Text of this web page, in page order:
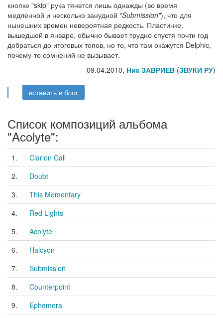
кнопке "skip" рука тянется лишь однажды (во время
медленной и несколько занудной "Submission"), что для
нынешних времен невероятная редкость. Пластинке,
вышедшей в январе, обычно бывает трудно спустя почти год
добраться до итоговых топов, но то, что там окажутся Delphic,
почему-то сомнений не вызывает.
09.04.2010, Ник ЗАВРИЕВ (ЗВУКИ РУ)
вставить в блог
Список композиций альбома
"Acolyte":
1.
Clarion Call
2.
Doubt
3.
This Momentary
4.
Red Lights
5.
Acolyte
6.
Halcyon
7.
Submission
8.
Counterpoint
9.
Ephemera